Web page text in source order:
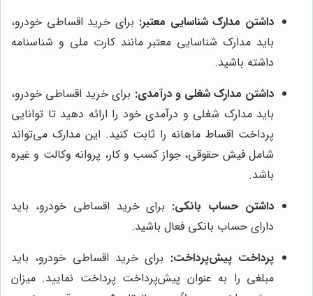
داشتن مدارک شناسایی معتبر: برای خرید اقساطی خودرو،
باید مدارک شناسایی معتبر مانند کارت ملی و شناسنامه
داشته باشید.
داشتن مدارک شغلی و درآمدی: برای خرید اقساطی خودرو،
باید مدارک شغلی و درآمدی خود را ارائه دهید تا توانایی
پرداخت اقساط ماهانه را ثابت کنید. این مدارک می‌تواند
شامل فیش حقوقی، جواز کسب و کار، پروانه وکالت و غیره
باشد.
داشتن حساب بانکی: برای خرید اقساطی خودرو، باید
دارای حساب بانکی فعال باشید.
پرداخت پیش‌پرداخت: برای خرید اقساطی خودرو، باید
مبلغی را به عنوان پیش‌پرداخت پرداخت نمایید. میزان